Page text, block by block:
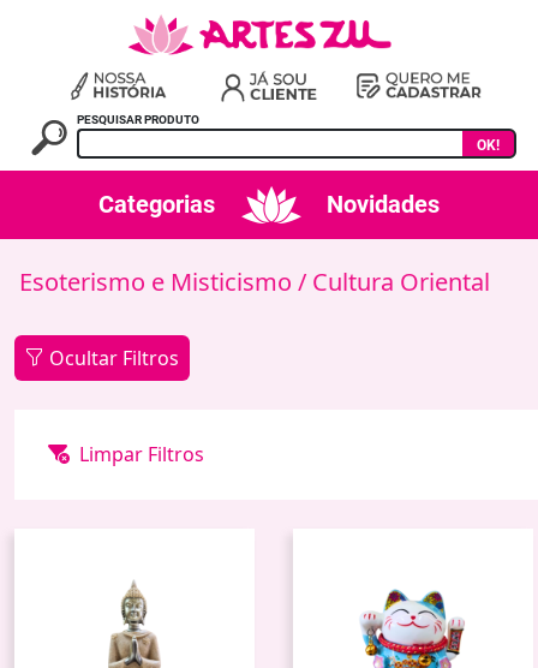
PESQUISAR PRODUTO
OK!
Categorias Novidades
Esoterismo e Misticismo / Cultura Oriental
Ocultar Filtros